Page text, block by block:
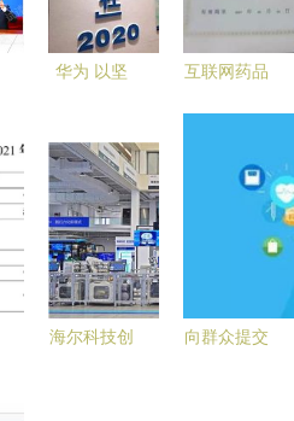
华为 以坚
起“互联网
+人社”的智
慧云帆
互联网药品
件全面解析
海尔科技创
向群众提交